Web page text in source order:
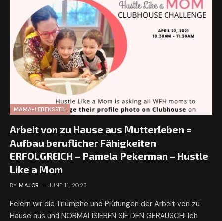
MAMA-LEBENSSTIL
Arbeit von zu Hause aus Mutterleben =
Aufbau beruflicher Fähigkeiten
ERFOLGREICH – Pamela Pekerman – Hustle
Like a Mom
BY MAJOR JUNE 11, 2023
Feiern wir die Triumphe und Prüfungen der Arbeit von zu
Hause aus und NORMALISIEREN SIE DEN GERÄUSCH! Ich